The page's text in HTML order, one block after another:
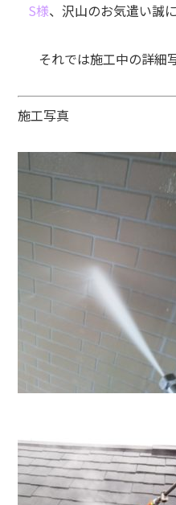
S様、沢山のお気遣い誠
それでは施工中の詳細
施工写真